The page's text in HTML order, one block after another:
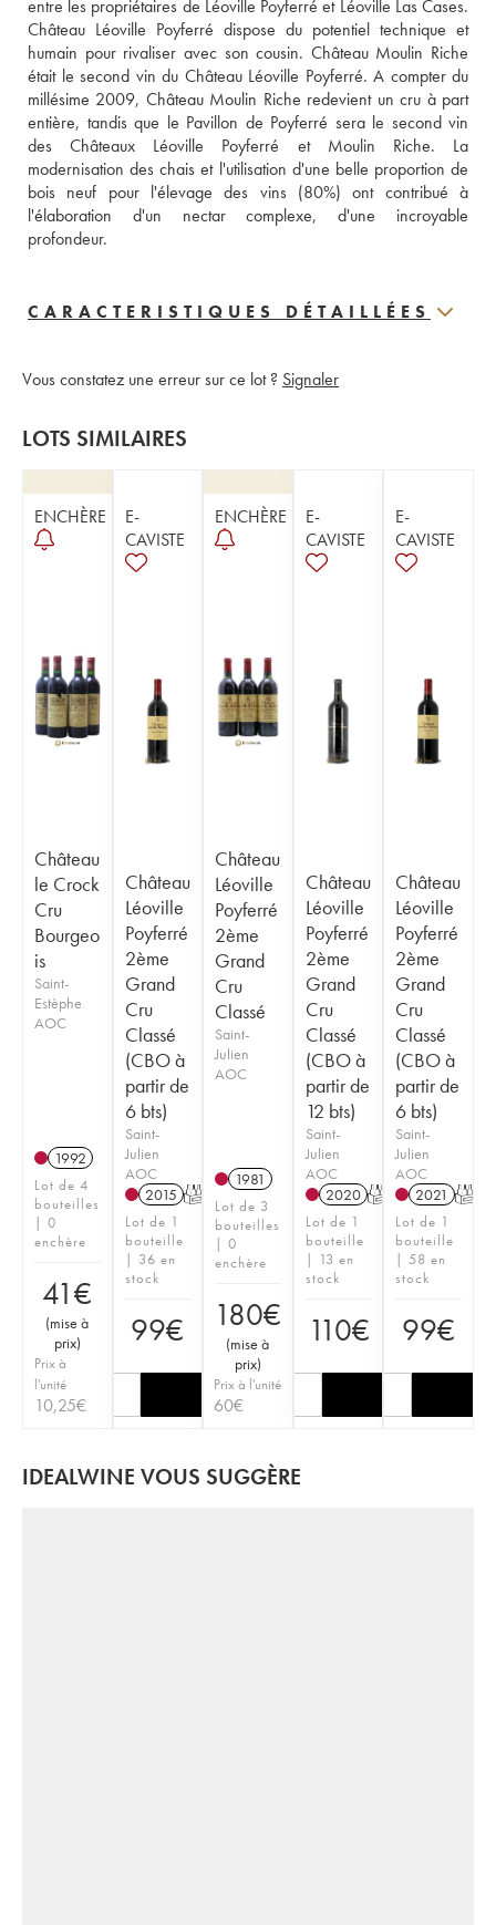
entre les propriétaires de Léoville Poyferré et Léoville Las Cases.
Château Léoville Poyferré dispose du potentiel technique et
humain pour rivaliser avec son cousin. Château Moulin Riche
était le second vin du Château Léoville Poyferré. A compter du
millésime 2009, Château Moulin Riche redevient un cru à part
entière, tandis que le Pavillon de Poyferré sera le second vin
des Châteaux Léoville Poyferré et Moulin Riche. La
modernisation des chais et l'utilisation d'une belle proportion de
bois neuf pour l'élevage des vins (80%) ont contribué à
l'élaboration d'un nectar complexe, d'une incroyable
profondeur.
CARACTERISTIQUES DÉTAILLÉES
Vous constatez une erreur sur ce lot ? Signaler
LOTS SIMILAIRES
ENCHÈRE
Château
le Crock
Cru
Bourgeo
is
Saint-
Estèphe
AOC
1992
Lot de 4
bouteilles
| 0
enchère
41€
(mise à
prix)
Prix à
l'unité
10,25€
E-
CAVISTE
Château
Léoville
Poyferré
2ème
Grand
Cru
Classé
(CBO à
partir de
6 bts)
Saint-
Julien
AOC
2015 T
Lot de 1
bouteille
| 36 en
stock
99€
ENCHÈRE
Château
Léoville
Poyferré
2ème
Grand
Cru
Classé
Saint-
Julien
AOC
1981
Lot de 3
bouteilles
| 0
enchère
180€
(mise à
prix)
Prix à l'unité
60€
E-
CAVISTE
Château
Léoville
Poyferré
2ème
Grand
Cru
Classé
(CBO à
partir de
12 bts)
Saint-
Julien
AOC
2020 T
Lot de 1
bouteille
| 13 en
stock
110€
E-
CAVISTE
Château
Léoville
Poyferré
2ème
Grand
Cru
Classé
(CBO à
partir de
6 bts)
Saint-
Julien
AOC
2021 T
Lot de 1
bouteille
| 58 en
stock
99€
IDEALWINE VOUS SUGGÈRE